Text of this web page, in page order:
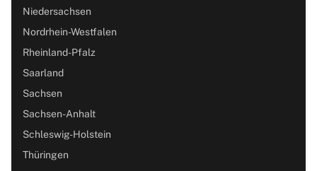
Niedersachsen
Nordrhein-Westfalen
Rheinland-Pfalz
Saarland
Sachsen
Sachsen-Anhalt
Schleswig-Holstein
Thüringen